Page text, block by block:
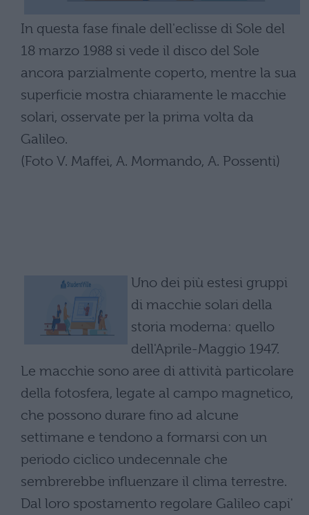
In questa fase finale dell'eclisse di Sole del
18 marzo 1988 si vede il disco del Sole
ancora parzialmente coperto, mentre la sua
superficie mostra chiaramente le macchie
solari, osservate per la prima volta da
Galileo.
(Foto V. Maffei, A. Mormando, A. Possenti)
Uno dei più estesi gruppi
di macchie solari della
storia moderna: quello
dell'Aprile-Maggio 1947.
Le macchie sono aree di attività particolare
della fotosfera, legate al campo magnetico,
che possono durare fino ad alcune
settimane e tendono a formarsi con un
periodo ciclico undecennale che
sembrerebbe influenzare il clima terrestre.
Dal loro spostamento regolare Galileo capi'